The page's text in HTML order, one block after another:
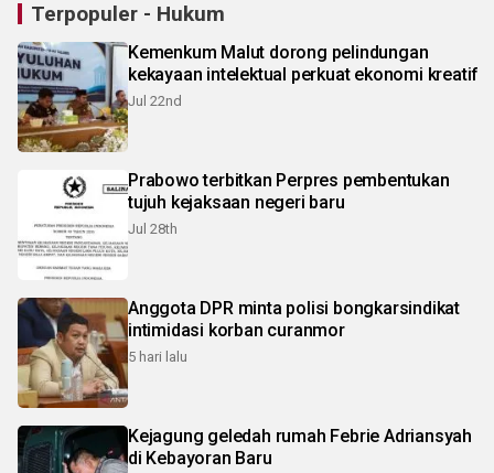
Terpopuler - Hukum
Kemenkum Malut dorong pelindungan
kekayaan intelektual perkuat ekonomi kreatif
Jul 22nd
Prabowo terbitkan Perpres pembentukan
tujuh kejaksaan negeri baru
Jul 28th
Anggota DPR minta polisi bongkarsindikat
intimidasi korban curanmor
5 hari lalu
Kejagung geledah rumah Febrie Adriansyah
di Kebayoran Baru